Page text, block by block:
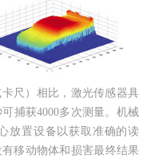
尺）相比，激光传感器具
捕获4000多次测量。机械
放置设备以获取准确的读
移动物体和损害最终结果